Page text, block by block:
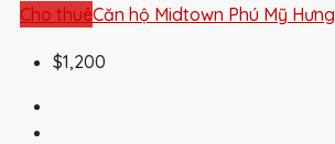
Cho thuêCăn hộ Midtown Phú Mỹ Hưng
$1,200